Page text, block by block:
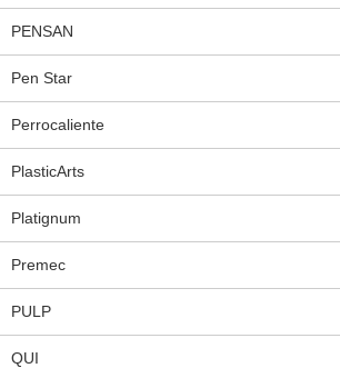
PENSAN
Pen Star
Perrocaliente
PlasticArts
Platignum
Premec
PULP
QUI